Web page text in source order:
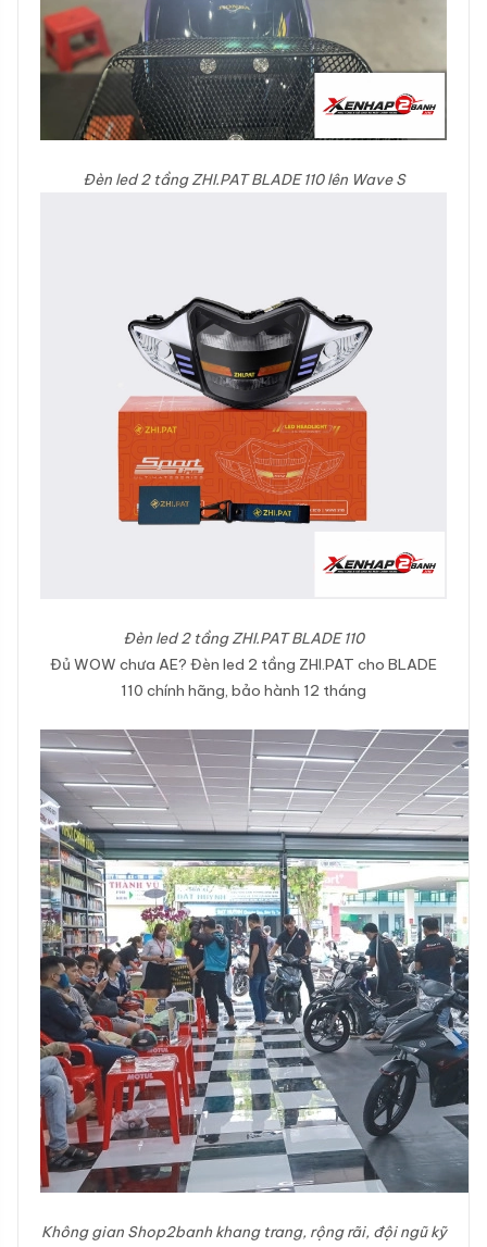
Đèn led 2 tầng ZHI.PAT BLADE 110 lên Wave S
Đèn led 2 tầng ZHI.PAT BLADE 110
Đủ WOW chưa AE? Đèn led 2 tầng ZHI.PAT cho BLADE
110 chính hãng, bảo hành 12 tháng
Không gian Shop2banh khang trang, rộng rãi, đội ngũ kỹ